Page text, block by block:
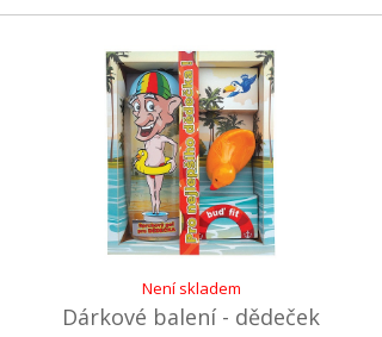
Není skladem
Dárkové balení - dědeček